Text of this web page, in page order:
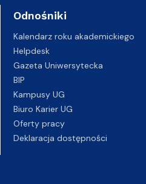
Odnośniki
Kalendarz roku akademickiego
Helpdesk
Gazeta Uniwersytecka
BIP
Kampusy UG
Biuro Karier UG
Oferty pracy
Deklaracja dostępności